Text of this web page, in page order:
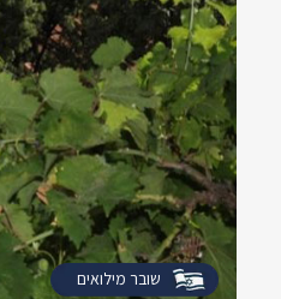
שובר מילואים